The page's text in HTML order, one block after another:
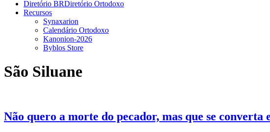
Diretório BRDiretório Ortodoxo
Recursos
Synaxarion
Calendário Ortodoxo
Kanonion-2026
Byblos Store
São Siluane
Não quero a morte do pecador, mas que se converta